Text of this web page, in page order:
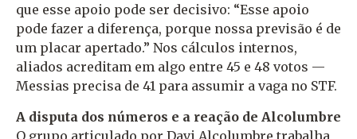
que esse apoio pode ser decisivo: “Esse apoio
pode fazer a diferença, porque nossa previsão é de
um placar apertado.” Nos cálculos internos,
aliados acreditam em algo entre 45 e 48 votos —
Messias precisa de 41 para assumir a vaga no STF.
A disputa dos números e a reação de Alcolumbre
O grupo articulado por Davi Alcolumbre trabalha